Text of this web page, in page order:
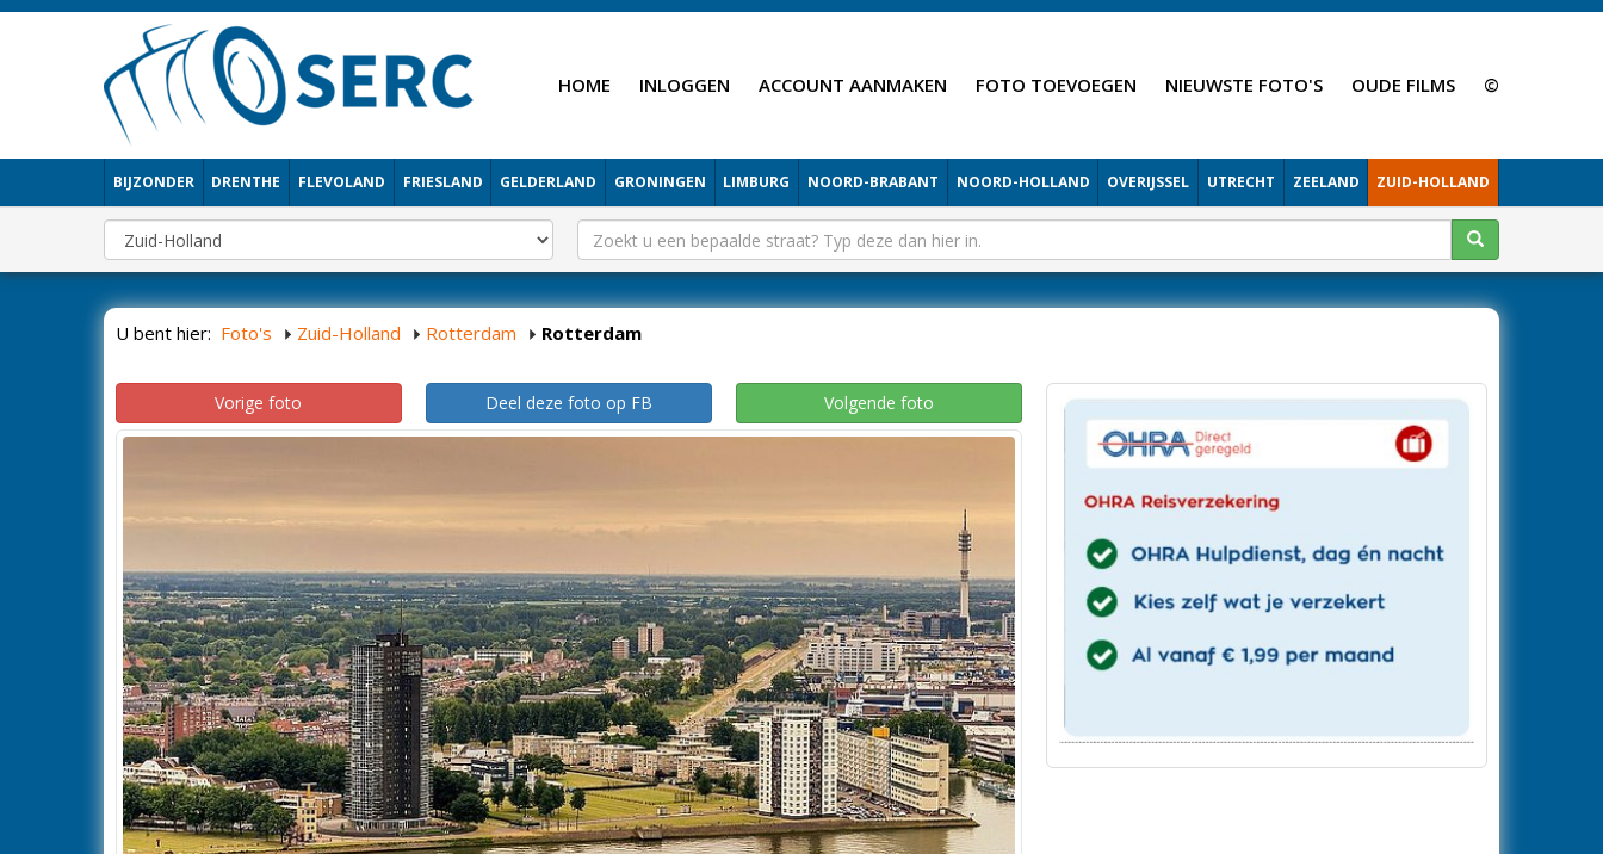
HOME INLOGGEN ACCOUNT AANMAKEN FOTO TOEVOEGEN NIEUWSTE FOTO'S OUDE FILMS ©
BIJZONDER DRENTHE FLEVOLAND FRIESLAND GELDERLAND GRONINGEN LIMBURG NOORD-BRABANT NOORD-HOLLAND OVERIJSSEL UTRECHT ZEELAND ZUID-HOLLAND
U bent hier: Foto's Zuid-Holland Rotterdam Rotterdam
Vorige foto Deel deze foto op FB Volgende foto